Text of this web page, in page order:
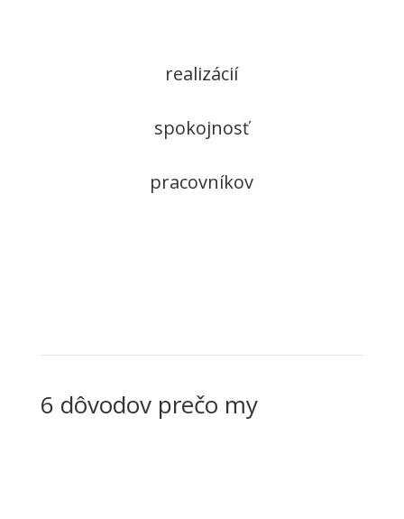
realizácií
spokojnosť
pracovníkov
6 dôvodov prečo my